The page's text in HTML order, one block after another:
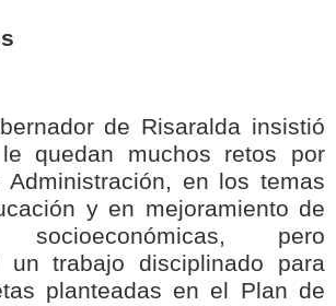
de Risaralda insistió
quedan muchos retos por
en los temas
y en mejoramiento de
socioeconómicas, pero
un trabajo disciplinado para
planteadas en el Plan de